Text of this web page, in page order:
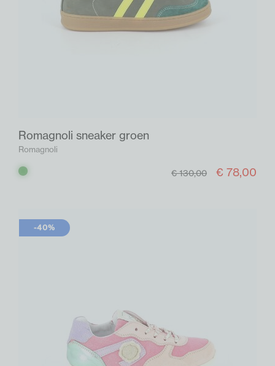
Romagnoli sneaker groen
Romagnoli
Groen € 130,00 € 78,00
-40%